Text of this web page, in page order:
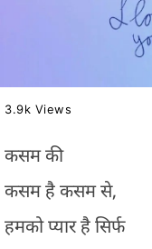
3.9k Views
कसम की
कसम है कसम से,
हमको प्यार है सिर्फ